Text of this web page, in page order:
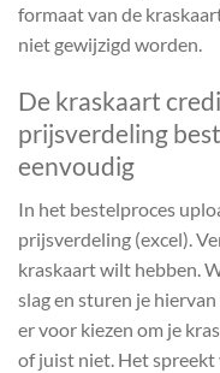
formaat van de
niet gewijzigd worden.
De kraskaart
prijsverdeling
eenvoudig
In het bestelproces
prijsverdeling (excel).
kraskaart wilt hebben.
slag en sturen je
er voor kiezen om je
of juist niet. Het spreekt